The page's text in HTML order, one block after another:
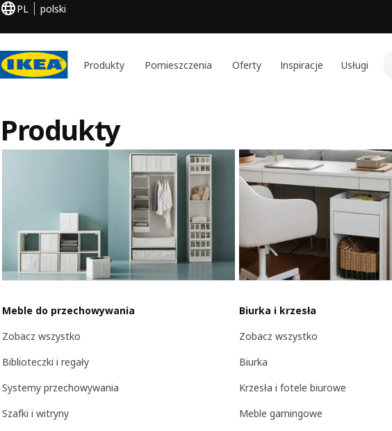
PL polski
Produkty Pomieszczenia Oferty Inspiracje Usługi
Produkty
Meble do przechowywania
Zobacz wszystko
Biblioteczki i regały
Systemy przechowywania
Szafki i witryny
Biurka i krzesła
Zobacz wszystko
Biurka
Krzesła i fotele biurowe
Meble gamingowe